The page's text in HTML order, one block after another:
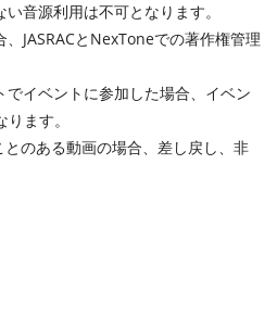
音源利用は不可となります。
JASRACとNexToneでの著作権管理
でイベントに参加した場合、イベン
ます。
のある動画の場合、差し戻し、非